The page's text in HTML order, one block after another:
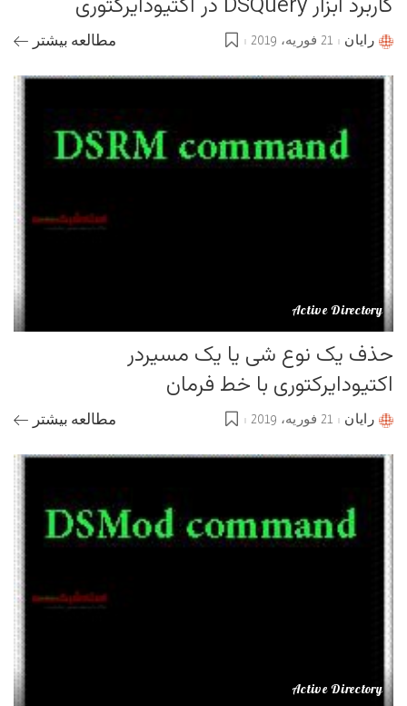
Postedرایان 21 فوریه، 2019 مطالعه بیشتر
Active Directory
حذف یک نوع شی یا یک مسیردر
اکتیودایرکتوری با خط فرمان
Postedرایان 21 فوریه، 2019 مطالعه بیشتر
Active Directory